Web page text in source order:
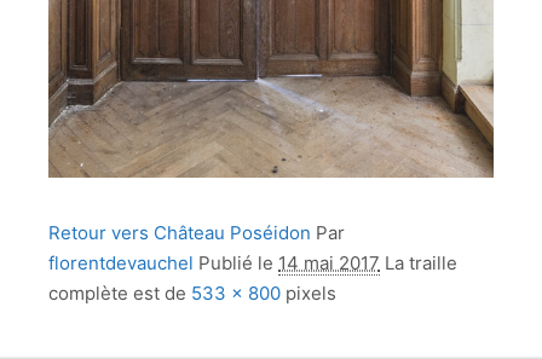
Retour vers Château Poséidon Par
florentdevauchel Publié le 14 mai 2017 La traille
complète est de 533 × 800 pixels